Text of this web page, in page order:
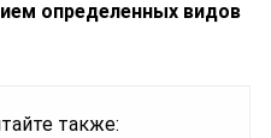
определенных видов
также: